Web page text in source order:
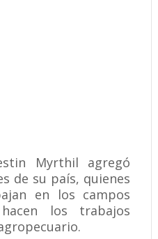
Myrthil agregó
de su país, quienes
en los campos
los trabajos